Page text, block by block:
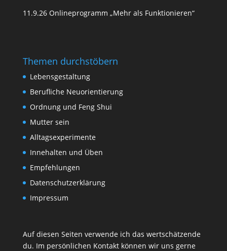
11.9.26 Onlineprogramm „Mehr als Funktionieren“
Themen durchstöbern
Lebensgestaltung
Berufliche Neuorientierung
Ordnung und Feng Shui
Mutter sein
Alltagsexperimente
Innehalten und Üben
Empfehlungen
Datenschutzerklärung
Impressum
Auf diesen Seiten verwende ich das wertschätzende
du. Im persönlichen Kontakt können wir uns gerne